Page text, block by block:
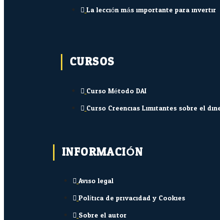
La lección más importante para invertir
CURSOS
Curso Método DAI
Curso Creencias Limitantes sobre el
INFORMACIÓN
Aviso legal
Política de privacidad y Cookies
Sobre el autor